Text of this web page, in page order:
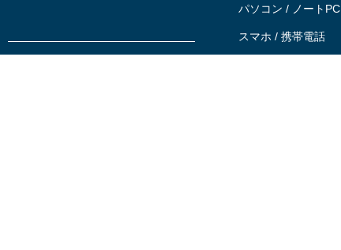
パソコン / ノートPC
スマホ / 携帯電話